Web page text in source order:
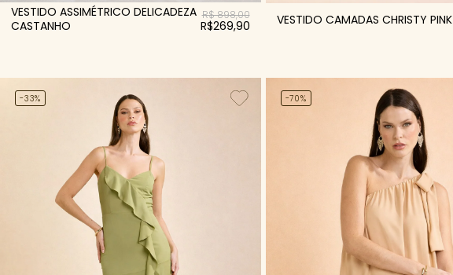
VESTIDO ASSIMÉTRICO DELICADEZA
CASTANHO
R$ 898,00
R$269,90 VESTIDO CAMADAS CHRISTY PINK
-33% -70%